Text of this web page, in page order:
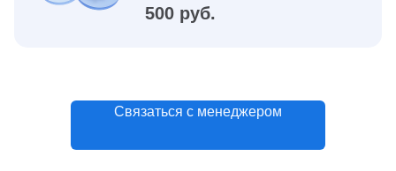
500 руб.
Связаться с менеджером